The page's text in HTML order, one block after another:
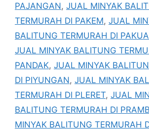
PAJANGAN, JUAL MINYAK
TERMURAH DI PAKEM, JUAL
BALITUNG TERMURAH DI
JUAL MINYAK BALITUNG
PANDAK, JUAL MINYAK
DI PIYUNGAN, JUAL MINYAK
TERMURAH DI PLERET, JUAL
BALITUNG TERMURAH DI
MINYAK BALITUNG TERMURAH